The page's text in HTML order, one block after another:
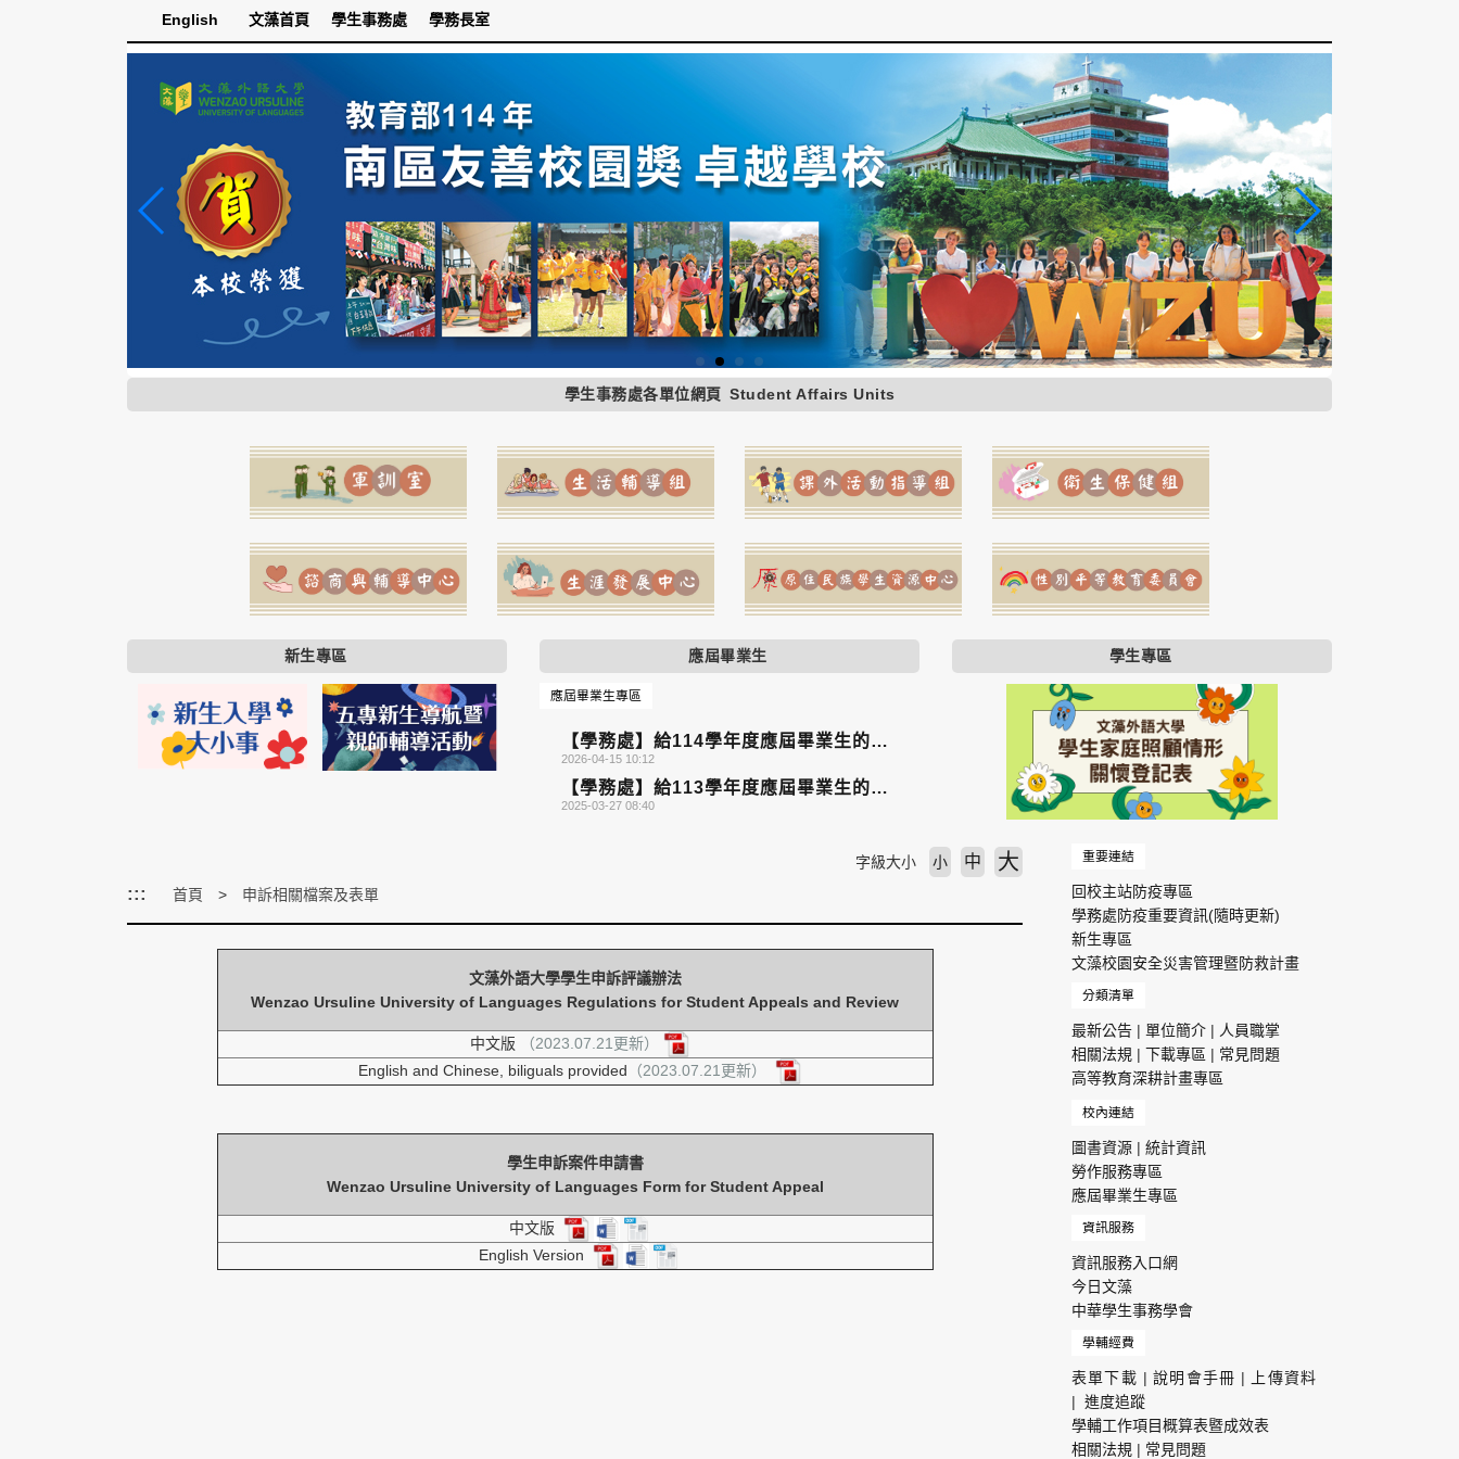
English 文藻首頁 學生事務處 學務長室
學生事務處各單位網頁 Student Affairs Units
新生專區 應屆畢業生
應屆畢業生專區
【學務處】給114學年度應屆畢業生的叮
嚀
2026-04-15 10:12
【學務處】給113學年度應屆畢業生的叮
嚀
2025-03-27 08:40
學生專區
::: 首頁 申訴相關檔案及表單
字級大小 小 中 大
文藻外語大學學生申訴評議辦法
Wenzao Ursuline University of Languages Regulations for Student Appeals and Review
中文版
（2023.07.21更新）
English and Chinese, biliguals provided （2023.07.21更新）
學生申訴案件申請書
Wenzao Ursuline University of Languages Form for Student Appeal
中文版
English Version
重要連結
回校主站防疫專區
學務處防疫重要資訊(隨時更新)
新生專區
文藻校園安全災害管理暨防救計畫
分類清單
最新公告 | 單位簡介 | 人員職掌
相關法規 | 下載專區 | 常見問題
高等教育深耕計畫專區
校內連結
圖書資源 | 統計資訊
勞作服務專區
應屆畢業生專區
資訊服務
資訊服務入口網
今日文藻
中華學生事務學會
學輔經費
表單下載 |說明會手冊 |
上傳資料
| 進度追蹤
學輔工作項目概算表暨成效表
相關法規 | 常見問題